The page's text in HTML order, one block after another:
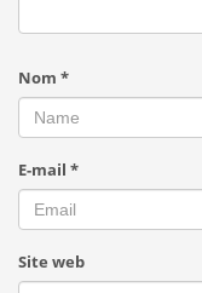
Nom *
E-mail *
Site web